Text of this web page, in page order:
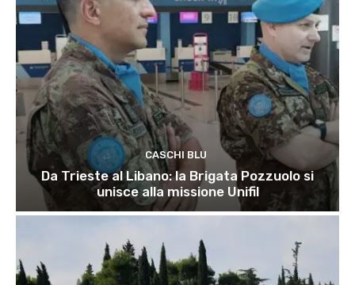
CASCHI BLU
Da Trieste al Libano: la Brigata Pozzuolo si
unisce alla missione Unifil